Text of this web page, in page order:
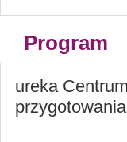
Program
ureka